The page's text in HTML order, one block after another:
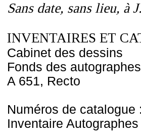
Sans date, sans lieu, à
INVENTAIRES ET
Cabinet des dessins
Fonds des autographes
A 651, Recto
Numéros de catalogue
Inventaire